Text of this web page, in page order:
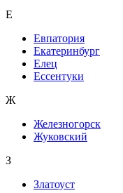
Е
Евпатория
Екатеринбург
Елец
Ессентуки
Ж
Железногорск
Жуковский
З
Златоуст